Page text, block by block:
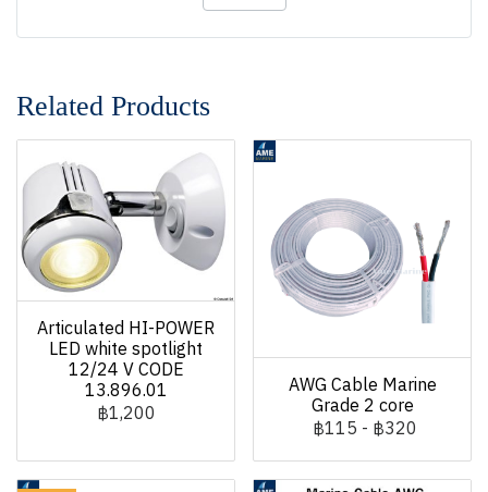
Related Products
Articulated HI-POWER
LED white spotlight
12/24 V CODE
13.896.01
฿1,200
AWG Cable Marine
Grade 2 core
฿115 - ฿320